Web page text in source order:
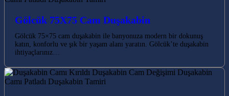
Gölcük 75X75 Cam Duşakabin
Gölcük 75×75 cam duşakabin ile banyonuza modern bir dokunuş
katın, konforlu ve şık bir yaşam alanı yaratın. Gölcük’te duşakabin
ihtiyaçlarınız…